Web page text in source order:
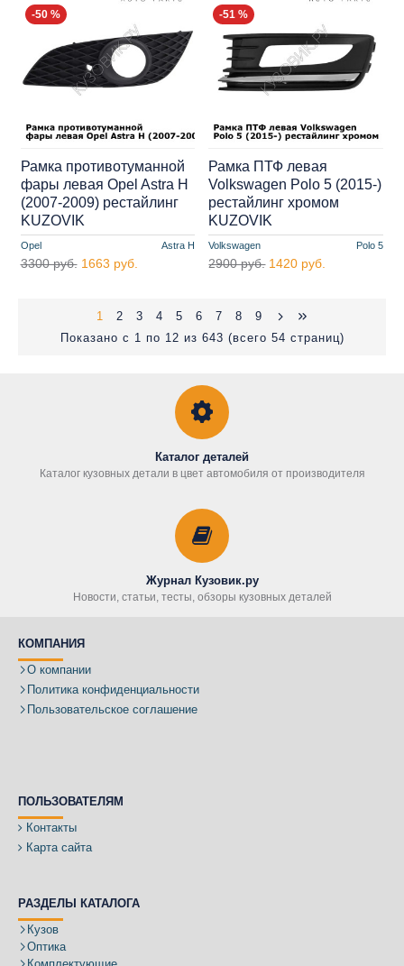
-50 %
Opel Astra H
Рамка противотуманной
фары левая Opel Astra H
(2007-2009) рестайлинг
KUZOVIK
3300 руб. 1663 руб.
-51 %
Volkswagen Polo 5
Рамка ПТФ левая
Volkswagen Polo 5 (2015-)
рестайлинг хромом
KUZOVIK
2900 руб. 1420 руб.
1 2 3 4 5 6 7 8
9
Показано с 1 по 12 из 643 (всего 54 страниц)
Каталог деталей
Каталог кузовных детали в цвет автомобиля от производителя
Журнал Кузовик.ру
Новости, статьи, тесты, обзоры кузовных деталей
КОМПАНИЯ
О компании
Политика конфиденциальности
Пользовательское соглашение
ПОЛЬЗОВАТЕЛЯМ
Контакты
Карта сайта
РАЗДЕЛЫ КАТАЛОГА
Кузов
Оптика